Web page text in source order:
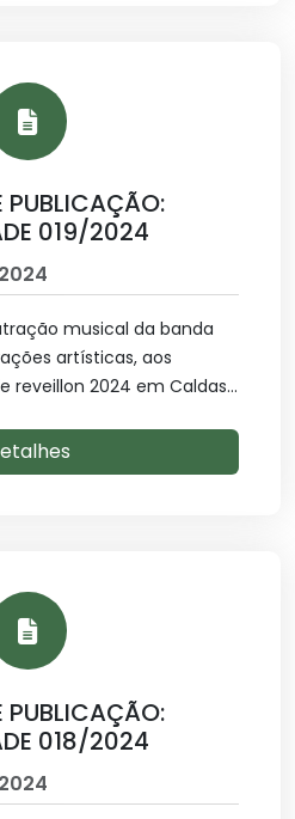
PUBLICAÇÃO:
019/2024
musical da banda
artísticas, aos
reveillon 2024 em Caldas...
PUBLICAÇÃO:
018/2024